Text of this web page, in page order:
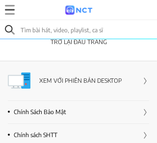
TRỞ LẠI ĐẦU TRANG
XEM VỚI PHIÊN BẢN DESKTOP
Chính Sách Bảo Mật
Chính sách SHTT